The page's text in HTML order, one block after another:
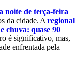
noite de terça-feira
da cidade. A regional
chuva: quase 90
é significativo, mas,
enfrentada pela